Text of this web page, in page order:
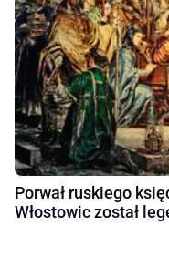
Porwał ruskiego
Włostowic został